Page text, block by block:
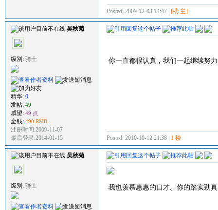
Posted: 2009-12-03 14:47 | [楼 主]
吴秋菊
级别: 骑士
精华: 0
发帖: 49
威望: 49 点
金钱: 490 RMB
注册时间:2009-11-07
最后登录:2014-01-15
你一直都很认真，我们一起继续努
Posted: 2010-10-12 21:38 | 1 楼
吴秋菊
级别: 骑士 我也羡慕惠惠的口才。你的踏实劲